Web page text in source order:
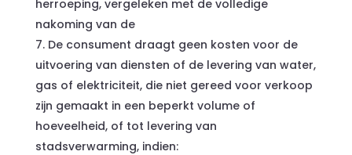
herroeping, vergeleken met de volledige
nakoming van de
De consument draagt geen kosten voor de
uitvoering van diensten of de levering van water,
gas of elektriciteit, die niet gereed voor verkoop
zijn gemaakt in een beperkt volume of
hoeveelheid, of tot levering van
stadsverwarming, indien: